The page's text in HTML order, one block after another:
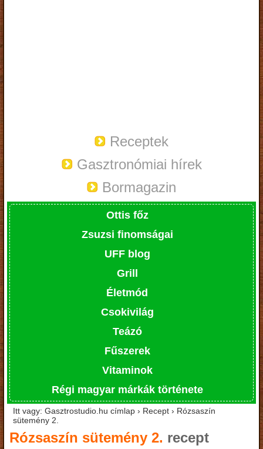
Receptek
Gasztronómiai hírek
Bormagazin
Ottis főz
Zsuzsi finomságai
UFF blog
Grill
Életmód
Csokivilág
Teázó
Fűszerek
Vitaminok
Régi magyar márkák története
Itt vagy: Gasztrostudio.hu címlap › Recept › Rózsaszín
sütemény 2.
Rózsaszín sütemény 2. recept